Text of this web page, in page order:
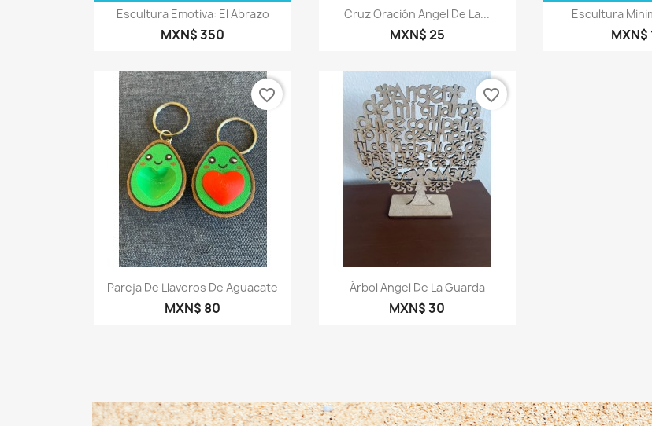
Vista rápida
Escultura Emotiva: El Abrazo
MXN$ 350
Vista rápida
Cruz Oración Angel De La...
MXN$ 25
Vista
Escultura
MXN$
 Vista rápida
Pareja De Llaveros De Aguacate
MXN$ 80
favorite_border
Vista rápida
Árbol Angel De La Guarda
MXN$ 30
favorite_border